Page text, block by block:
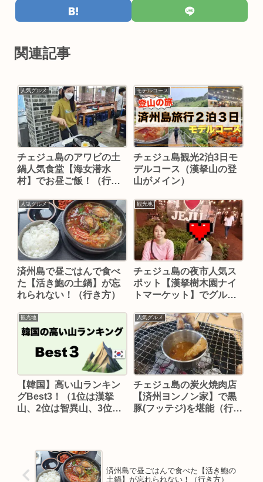
関連記事
人気グルメ
チェジュ島のアワビの土
鍋人気食堂【海女潜水
村】でお昼ご飯！（行き
モデルコース
チェジュ島観光2泊3日モ
デルコース（漢拏山の登
山がメイン）
人気グルメ
済州島で昼ごはんで食べ
た【活き鮑の土鍋】が忘
れられない！（行き方）
観光地
チェジュ島の夜市人気ス
ポット【漢拏樹木園ナイ
トマーケット】でグル
観光地
【韓国】高い山ランキン
グBest3！（1位は漢拏
山、2位は智異山、3位
人気グルメ
チェジュ島の炭火焼肉店
【済州ヨンノン家】で黒
豚(フッテジ)を堪能（行き
済州島で昼ごはんで食べた【活き鮑の
土鍋】が忘れられない！（行き方）